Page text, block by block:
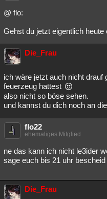
@ flo:
Gehst du jetzt eigentlich heute
Die_Frau
ich wäre jetzt auch nicht drauf
feuerzeug hattest
also nicht so böse sehen.
und kannst du dich noch an
flo22
ehemaliges Mitglied
ne das kann ich nicht le3ider
sage euch bis 21 uhr bescheid
Die_Frau